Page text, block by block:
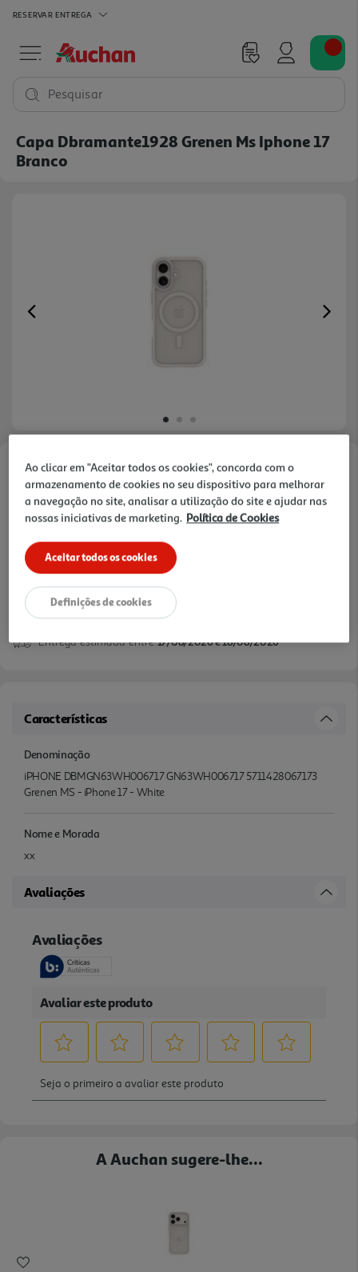
RESERVAR ENTREGA
Pesquisar
Capa Dbramante1928 Grenen Ms Iphone 17
Branco
Previous
Faça a sua avaliação
Ref. / EAN:5711428067173
29,99 €
Entrega estimada entre17/08/2026 e 18/08/2026
Características
Denominação
iPHONE DBMGN63WH006717 GN63WH006717 5711428067173
Grenen MS - iPhone 17 - White
Nome e Morada
xx
Avaliações
A Auchan sugere-lhe...
Ao clicar em "Aceitar todos os cookies", concorda com o
armazenamento de cookies no seu dispositivo para melhorar
a navegação no site, analisar a utilização do site e ajudar nas
nossas iniciativas de marketing. Política de Cookies
Aceitar todos os cookies
Definições de cookies